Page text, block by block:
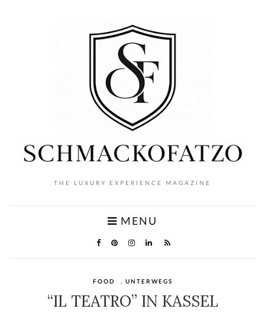
THE LUXURY EXPERIENCE MAGAZINE
MENU
FOOD UNTERWEGS
“IL TEATRO” IN KASSEL